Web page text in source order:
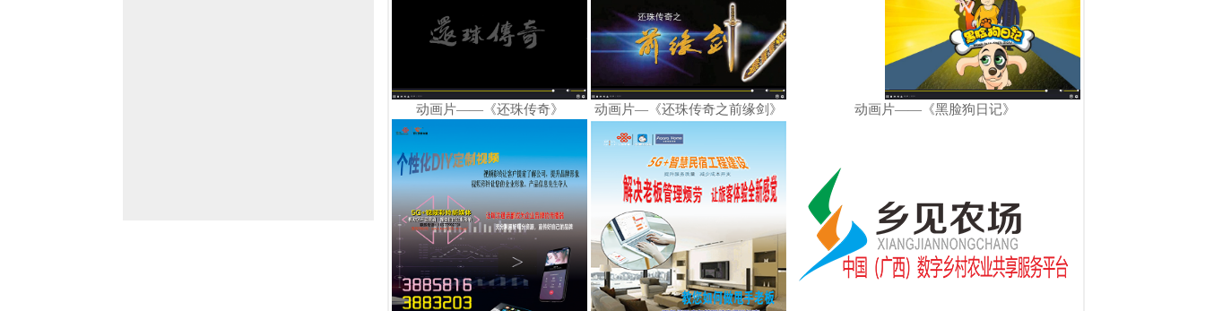
动画片——《还珠传奇》 动画片—《还珠传奇之前缘剑》 动画片——《黑脸狗日记》